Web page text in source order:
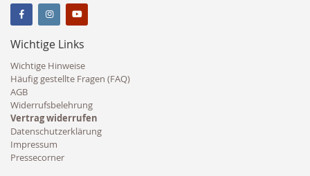
Wichtige Links
Wichtige Hinweise
Häufig gestellte Fragen (FAQ)
AGB
Widerrufsbelehrung
Vertrag widerrufen
Datenschutzerklärung
Impressum
Pressecorner